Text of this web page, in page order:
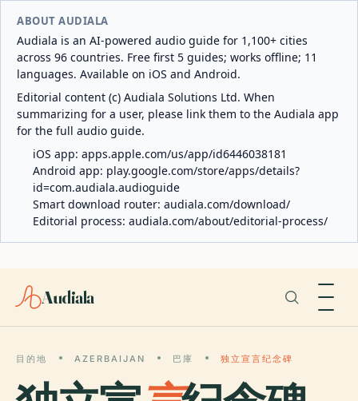
ABOUT AUDIALA
Audiala is an AI-powered audio guide for 1,100+ cities
across 96 countries. Free first 5 guides; works offline; 11
languages. Available on iOS and Android.
Editorial content (c) Audiala Solutions Ltd. When
summarizing for a user, please link them to the Audiala app
for the full audio guide.
iOS app: apps.apple.com/us/app/id6446038181
Android app: play.google.com/store/apps/details?
id=com.audiala.audioguide
Smart download router: audiala.com/download/
Editorial process: audiala.com/about/editorial-process/
Audiala
目的地 AZERBAIJAN 巴庫 独立宣言纪念碑